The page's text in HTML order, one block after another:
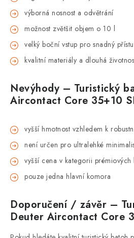
výborná nosnost a odvětrání
možnost zvětšit objem o 10 l
velký boční vstup pro snadný př
kvalitní materiály a dlouhá
Nevýhody – Turistický
Aircontact Core 35+10
vyšší hmotnost vzhledem k
není určen pro ultralehké
vyšší cena v kategorii prémiových
pouze jedna hlavní komora
Doporučení / závěr –
Deuter Aircontact Core